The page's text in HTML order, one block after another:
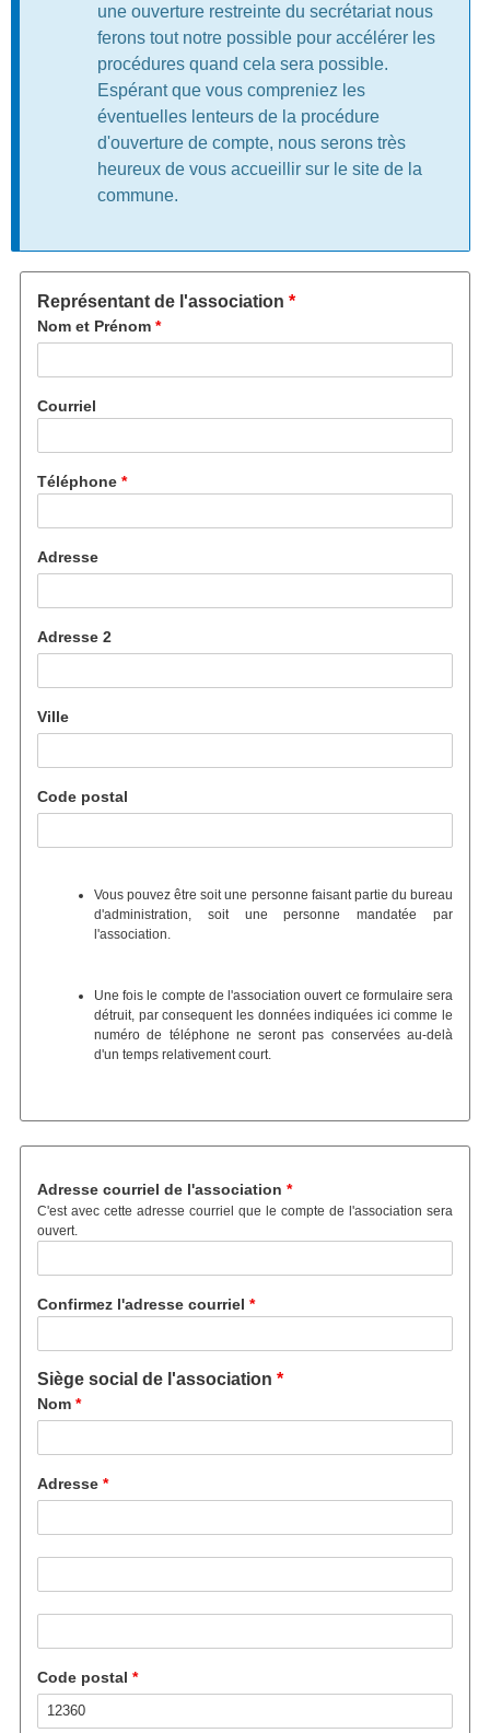
une ouverture restreinte du secrétariat nous
ferons tout notre possible pour accélérer les
procédures quand cela sera possible.
Espérant que vous compreniez les
éventuelles lenteurs de la procédure
d'ouverture de compte, nous serons très
heureux de vous accueillir sur le site de la
commune.
Représentant de l'association
Nom et Prénom
Courriel
Téléphone
Adresse
Adresse 2
Ville
Code postal
Vous pouvez être soit une personne faisant partie du bureau
d'administration, soit une personne mandatée par
l'association.
Une fois le compte de l'association ouvert ce formulaire sera
détruit, par consequent les données indiquées ici comme le
numéro de téléphone ne seront pas conservées au-delà
d'un temps relativement court.
Adresse courriel de l'association
Adresse courriel de l'association
C'est avec cette adresse courriel que le compte de l'association sera
ouvert.
Confirmez l'adresse courriel
Siège social de l'association
Nom
Adresse
Adresse ligne 2
Street address line 3
Code postal